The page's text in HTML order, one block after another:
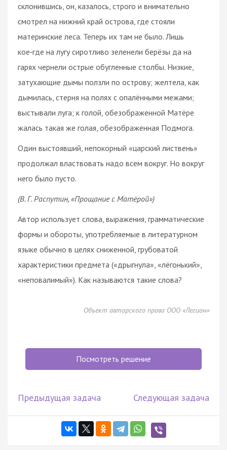
склонившись, он, казалось, строго и внимательно
смотрел на нижний край острова, где стояли
материнские леса. Теперь их там не было. Лишь
кое‑где на лугу сиротливо зеленели берёзы да на
гарях чернели острые обугленные столбы. Низкие,
затухающие дымы ползли по острову; желтела, как
дымилась, стерня на полях с опалёнными межами;
выстывали луга; к голой, обезображенной Матёре
жалась такая же голая, обезображенная Подмога.
Один выстоявший, непокорный «царский листвень»
продолжал властвовать надо всем вокруг. Но вокруг
него было пусто.
(В. Г. Распутин, «Прощание с Матёрой»)
Автор использует слова, выражения, грамматические
формы и обороты, употребляемые в литературном
языке обычно в целях сниженной, грубоватой
характеристики предмета («дрыгнула», «лёгонький»,
«неповалимый»). Как называются такие слова?
Объект авторского права ООО «Легион»
Посмотреть решение
Предыдущая задача Следующая задача